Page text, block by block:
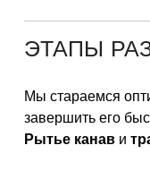
ЭТАПЫ
Мы стараемся
завершить его
Рытье канав и